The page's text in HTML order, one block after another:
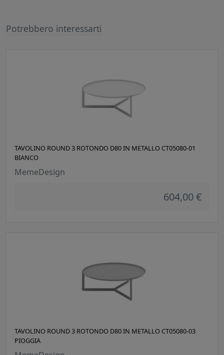
Potrebbero interessarti
TAVOLINO ROUND 3 ROTONDO D80 IN METALLO CT05080-01
BIANCO
MemeDesign
604,00 €
TAVOLINO ROUND 3 ROTONDO D80 IN METALLO CT05080-03
PIOGGIA